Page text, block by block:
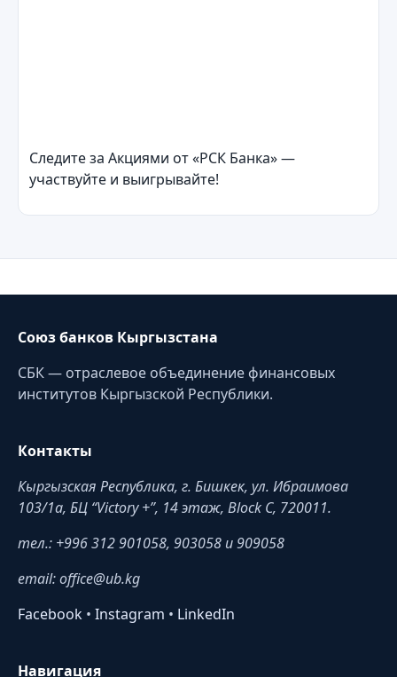
Следите за Акциями от «РСК Банка» —
участвуйте и выигрывайте!
Союз банков Кыргызстана
СБК — отраслевое объединение финансовых
институтов Кыргызской Республики.
Контакты
Кыргызская Республика, г. Бишкек, ул. Ибраимова
103/1a, БЦ “Victory +”, 14 этаж, Block C, 720011.
тел.: +996 312 901058, 903058 и 909058
email: office@ub.kg
Facebook • Instagram • LinkedIn
Навигация